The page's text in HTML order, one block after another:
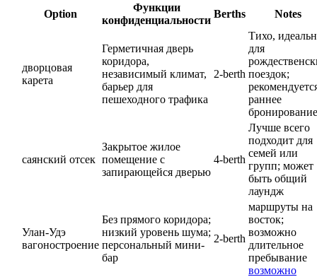
Option
Функции
конфиденциальности
Berths Notes
дворцовая
карета
Герметичная дверь
коридора,
независимый климат,
барьер для
пешеходного трафика
2-berth
Тихо,
для
поездок;
раннее
бронирование
саянский отсек
Закрытое жилое
помещение с
запирающейся дверью
4-berth
Лучше всего
подходит для
семей или
групп; может
быть общий
лаундж
Улан-Удэ
вагоностроение
Без прямого коридора;
низкий уровень шума;
персональный мини-
бар
2-berth
маршруты на
восток;
возможно
длительное
пребывание
возможно